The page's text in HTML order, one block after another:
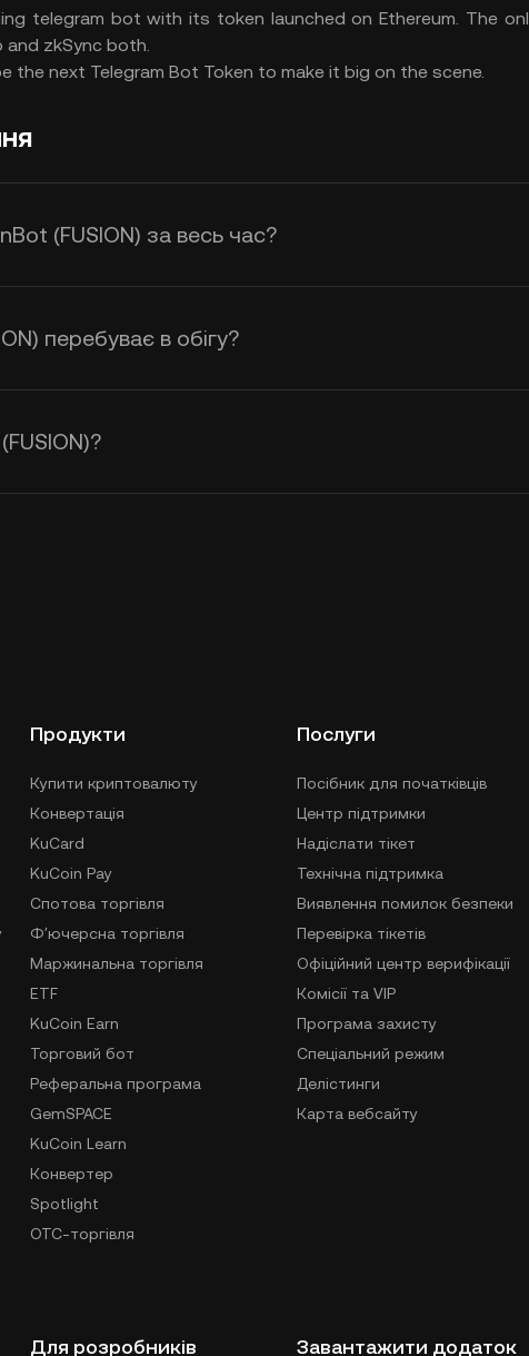
telegram bot with its token launched on Ethereum. The
zkSync both.
the next Telegram Bot Token to make it big on the scene.
(FUSION) за весь час?
перебуває в обігу?
Продукти
Купити криптовалюту
Конвертація
KuCard
KuCoin Pay
Спотова торгівля
Фʼючерсна торгівля
Маржинальна торгівля
ETF
KuCoin Earn
Торговий бот
Реферальна програма
GemSPACE
KuCoin Learn
Конвертер
Spotlight
OTC-торгівля
Послуги
Посібник для початківців
Центр підтримки
Надіслати тікет
Технічна підтримка
Виявлення помилок безпеки
Перевірка тікетів
Офіційний центр верифікації
Комісії та VIP
Програма захисту
Спеціальний режим
Делістинги
Карта вебсайту
Для розробників Завантажити додаток